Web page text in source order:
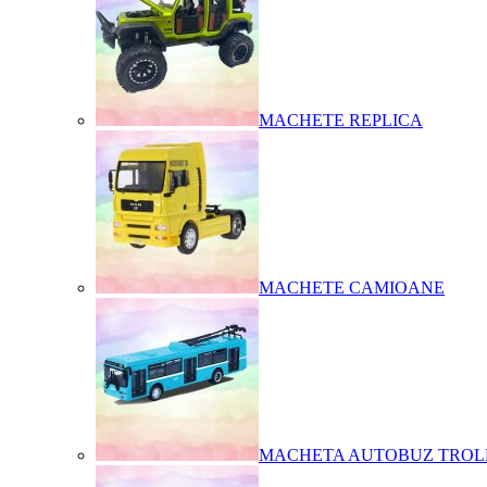
MACHETE REPLICA
MACHETE CAMIOANE
MACHETA AUTOBUZ